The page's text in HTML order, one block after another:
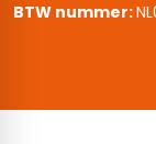
BTW nummer: